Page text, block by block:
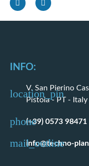
INFO:
V. San Pierino
Pistoia - PT - Italy
(+39) 0573 98471
info@techno-